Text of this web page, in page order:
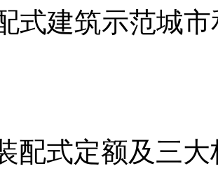
式建筑示范城
配式定额及三